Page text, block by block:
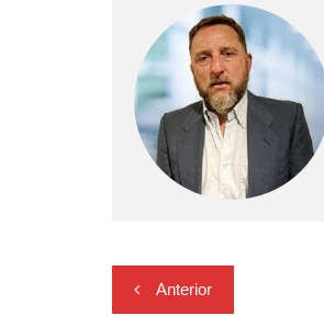
Navegación
Anterior